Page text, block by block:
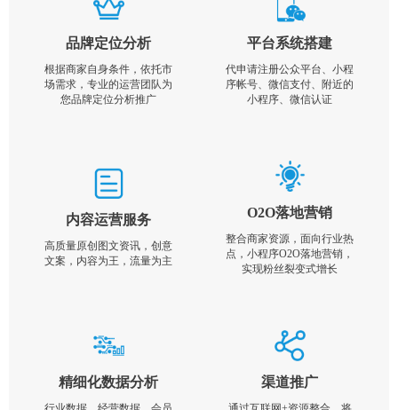
品牌定位分析
根据商家自身条件，依托市
场需求，专业的运营团队为
您品牌定位分析推广
平台系统搭建
代申请注册公众平台、小程
序帐号、微信支付、附近的
小程序、微信认证
内容运营服务
高质量原创图文资讯，创意
文案，内容为王，流量为主
O2O落地营销
整合商家资源，面向行业热
点，小程序O2O落地营销，
实现粉丝裂变式增长
精细化数据分析 渠道推广